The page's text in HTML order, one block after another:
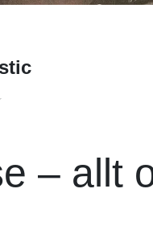
– allt